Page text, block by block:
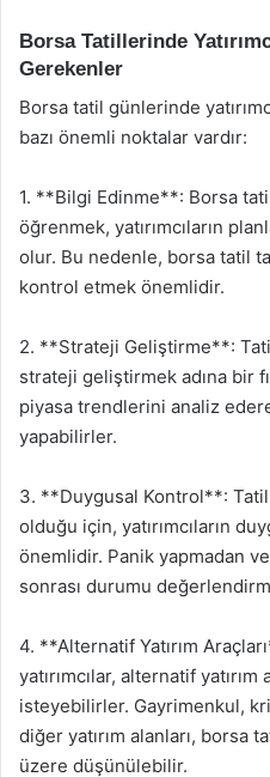
Borsa Tatillerinde
Gerekenler
Borsa tatil günlerinde
bazı önemli noktalar vardır:
1. **Bilgi Edinme**: Borsa
öğrenmek, yatırımcıların
olur. Bu nedenle, borsa tatil
kontrol etmek önemlidir.
2. **Strateji Geliştirme**:
strateji geliştirmek adına bir
piyasa trendlerini analiz
yapabilirler.
3. **Duygusal Kontrol**:
olduğu için, yatırımcıların
önemlidir. Panik yapmadan
sonrası durumu
4. **Alternatif Yatırım
yatırımcılar, alternatif
isteyebilirler. Gayrimenkul,
diğer yatırım alanları, borsa
üzere düşünülebilir.